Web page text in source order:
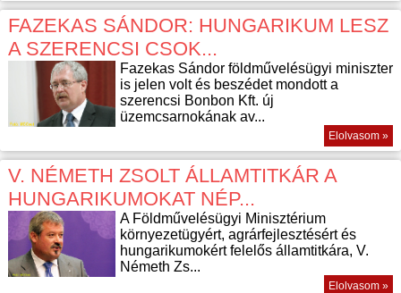
FAZEKAS SÁNDOR: HUNGARIKUM LESZ
A SZERENCSI CSOK...
Fazekas Sándor földművelésügyi miniszter
is jelen volt és beszédet mondott a
szerencsi Bonbon Kft. új
üzemcsarnokának av...
Elolvasom »
V. NÉMETH ZSOLT ÁLLAMTITKÁR A
HUNGARIKUMOKAT NÉP...
A Földművelésügyi Minisztérium
környezetügyért, agrárfejlesztésért és
hungarikumokért felelős államtitkára, V.
Németh Zs...
Elolvasom »